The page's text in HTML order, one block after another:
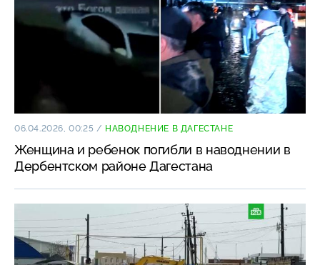
06.04.2026, 00:25 / НАВОДНЕНИЕ В ДАГЕСТАНЕ
Женщина и ребенок погибли в наводнении в
Дербентском районе Дагестана